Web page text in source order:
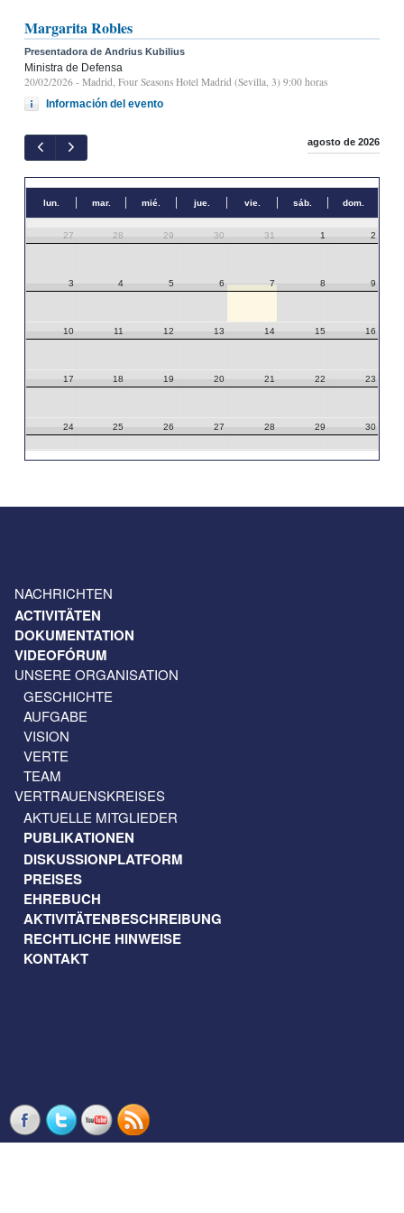
Margarita Robles
Presentadora de Andrius Kubilius
Ministra de Defensa
20/02/2026 - Madrid, Four Seasons Hotel Madrid (Sevilla, 3) 9:00 horas
Información del evento
agosto de 2026
lun. mar. mié. jue. vie. sáb. dom.
27 28 29 30 31 1 2
3 4 5 6 7 8 9
10 11 12 13 14 15 16
17 18 19 20 21 22 23
24 25 26 27 28 29 30
NACHRICHTEN
ACTIVITÄTEN
DOKUMENTATION
VIDEOFÓRUM
UNSERE ORGANISATION
GESCHICHTE
AUFGABE
VISION
VERTE
TEAM
VERTRAUENSKREISES
AKTUELLE MITGLIEDER
PUBLIKATIONEN
DISKUSSIONPLATFORM
PREISES
EHREBUCH
AKTIVITÄTENBESCHREIBUNG
RECHTLICHE HINWEISE
KONTAKT